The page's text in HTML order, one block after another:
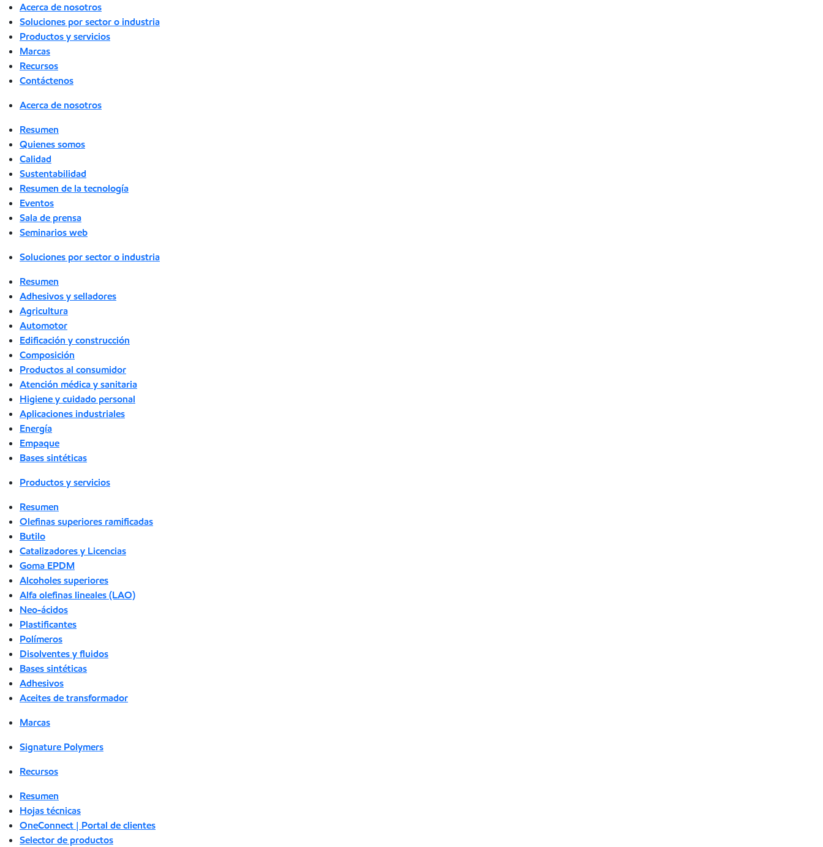
Acerca de nosotros
Soluciones por sector o industria
Productos y servicios
Marcas
Recursos
Contáctenos
Acerca de nosotros
Resumen
Quienes somos
Calidad
Sustentabilidad
Resumen de la tecnología
Eventos
Sala de prensa
Seminarios web
Soluciones por sector o industria
Resumen
Adhesivos y selladores
Agricultura
Automotor
Edificación y construcción
Composición
Productos al consumidor
Atención médica y sanitaria
Higiene y cuidado personal
Aplicaciones industriales
Energía
Empaque
Bases sintéticas
Productos y servicios
Resumen
Olefinas superiores ramificadas
Butilo
Catalizadores y Licencias
Goma EPDM
Alcoholes superiores
Alfa olefinas lineales (LAO)
Neo-ácidos
Plastificantes
Polímeros
Disolventes y fluidos
Bases sintéticas
Adhesivos
Aceites de transformador
Marcas
Signature Polymers
Recursos
Resumen
Hojas técnicas
OneConnect | Portal de clientes
Selector de productos